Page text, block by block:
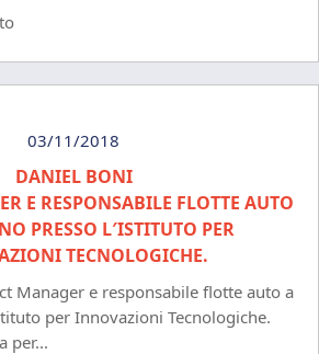
03/11/2018
DANIEL BONI
E RESPONSABILE FLOTTE AUTO
PRESSO L′ISTITUTO PER
TECNOLOGICHE.
Manager e responsabile flotte auto a
per Innovazioni Tecnologiche.
per...